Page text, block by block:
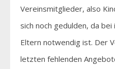
Vereinsmitglieder, also
sich noch gedulden, da
Eltern notwendig ist. Der
letzten fehlenden